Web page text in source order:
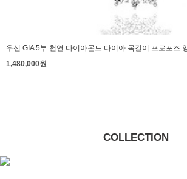
우신 GIA 5부 천연 다이아몬드 다이아 목걸이 프로포즈
1,480,000원
COLLECTION